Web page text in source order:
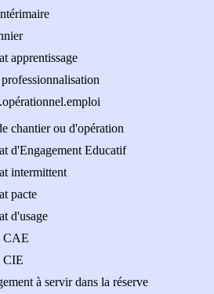
apprentissage
chantier ou d'opération
d'Engagement Educatif
intermittent
pacte
d'usage
CAE
CIE
à servir dans la réserve